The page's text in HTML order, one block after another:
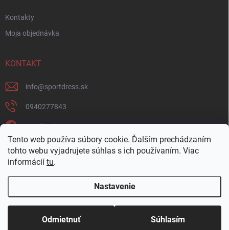
Tento web používa súbory cookie. Ďalším prechádzaním
tohto webu vyjadrujete súhlas s ich používaním. Viac
informácií tu.
Nastavenie
Odmietnuť Súhlasím
Kontakty
Moja objednávka
KONTAKT
info@sportdress.sk
0940277843
Facebook
sportdresssk
0940277843
Copyright 2026 . Všetky práva vyhradené.